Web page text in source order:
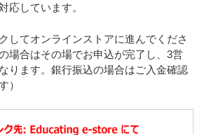
応しています。
してオンラインストアに進んでくださ
場合はその場でお申込が完了し、3営
ります。銀行振込の場合はご入金確認
）